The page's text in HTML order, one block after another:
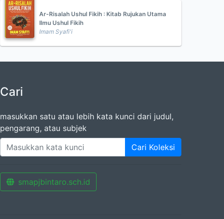
Ar-Risalah Ushul Fikih : Kitab Rujukan Utama
Ilmu Ushul Fikih
Imam Syafi'i
Cari
masukkan satu atau lebih kata kunci dari judul,
pengarang, atau subjek
Cari Koleksi
smapjbintaro.sch.id